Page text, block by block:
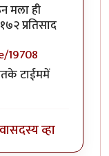
मला ही
प्रतिसाद
19708
टाईममें
सदस्य व्हा